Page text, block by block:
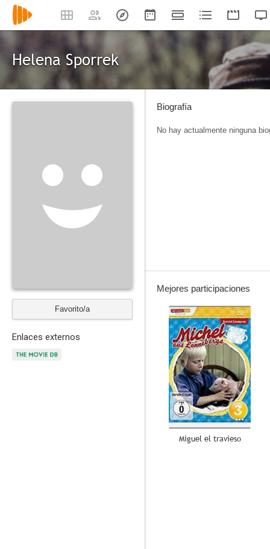
Helena Sporrek
Favorito/a
Enlaces externos
Biografía
No hay actualmente ninguna
Mejores participaciones
--
Miguel el travieso